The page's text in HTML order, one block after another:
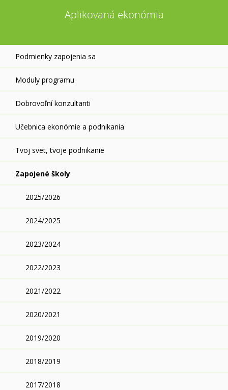
Aplikovaná ekonómia
Podmienky zapojenia sa
Moduly programu
Dobrovoľní konzultanti
Učebnica ekonómie a podnikania
Tvoj svet, tvoje podnikanie
Zapojené školy
2025/2026
2024/2025
2023/2024
2022/2023
2021/2022
2020/2021
2019/2020
2018/2019
2017/2018